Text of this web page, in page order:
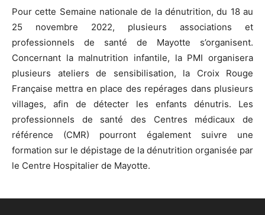
Pour cette Semaine nationale de la dénutrition, du 18 au
25 novembre 2022, plusieurs associations et
professionnels de santé de Mayotte s’organisent.
Concernant la malnutrition infantile, la PMI organisera
plusieurs ateliers de sensibilisation, la Croix Rouge
Française mettra en place des repérages dans plusieurs
villages, afin de détecter les enfants dénutris. Les
professionnels de santé des Centres médicaux de
référence (CMR) pourront également suivre une
formation sur le dépistage de la dénutrition organisée par
le Centre Hospitalier de Mayotte.